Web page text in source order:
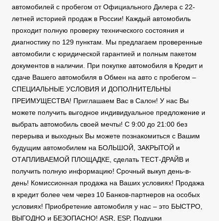
автомобилей с пробегом от Официального Дилера с 22-
летней историей продаж в России! Каждый автомобиль
проходит полную проверку технического состояния и
диагностику по 129 пунктам. Мы предлагаем проверенные
автомобили с юридической гарантией и полным пакетом
документов в наличии. При покупке автомобиля в Кредит и
сдаче Вашего автомобиля в Обмен на авто с пробегом –
СПЕЦИАЛЬНЫЕ УСЛОВИЯ И ДОПОЛНИТЕЛЬНЫ
ПРЕИМУЩЕСТВА! Приглашаем Вас в Салон! У нас Вы
можете получить выгодное индивидуальное предложение и
выбрать автомобиль своей мечты! С 9:00 до 21:00 без
перерыва и выходных Вы можете познакомиться с Вашим
будущим автомобилем на БОЛЬШОЙ, ЗАКРЫТОЙ и
ОТАПЛИВАЕМОЙ ПЛОЩАДКЕ, сделать ТЕСТ-ДРАЙВ и
получить полную информацию! Срочный выкуп день-в-
день! Комиссионная продажа на Ваших условиях! Продажа
в кредит более чем через 10 Банков-партнеров на особых
условиях! Приобретение автомобиля у нас – это БЫСТРО,
ВЫГОДНО и БЕЗОПАСНО! ASR, ESP, Подушки